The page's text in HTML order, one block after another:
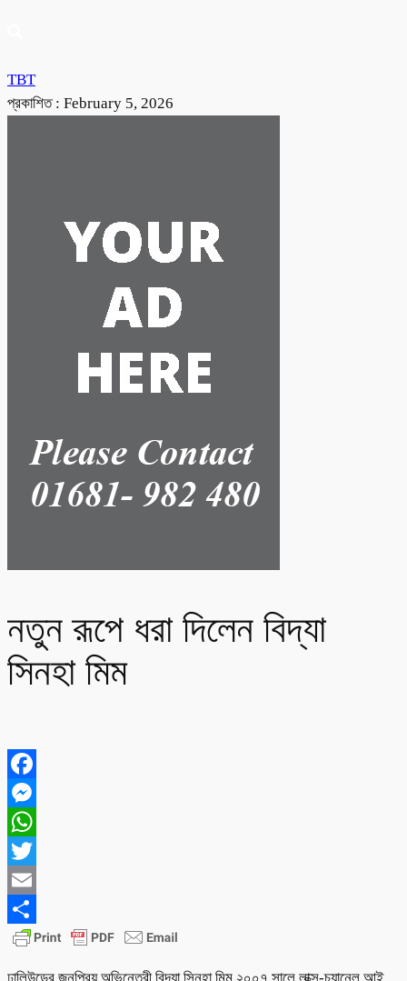
TBT
প্রকাশিত : February 5, 2026
নতুন রূপে ধরা দিলেন বিদ্যা
সিনহা মিম
Facebook
Messenger
WhatsApp
Twitter
Email
Share
ঢালিউডের জনপ্রিয় অভিনেত্রী বিদ্যা সিনহা মিম ২০০৭ সালে লাক্স-চ্যানেল আই